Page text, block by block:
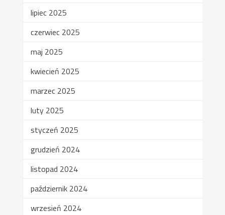
lipiec 2025
czerwiec 2025
maj 2025
kwiecień 2025
marzec 2025
luty 2025
styczeń 2025
grudzień 2024
listopad 2024
październik 2024
wrzesień 2024